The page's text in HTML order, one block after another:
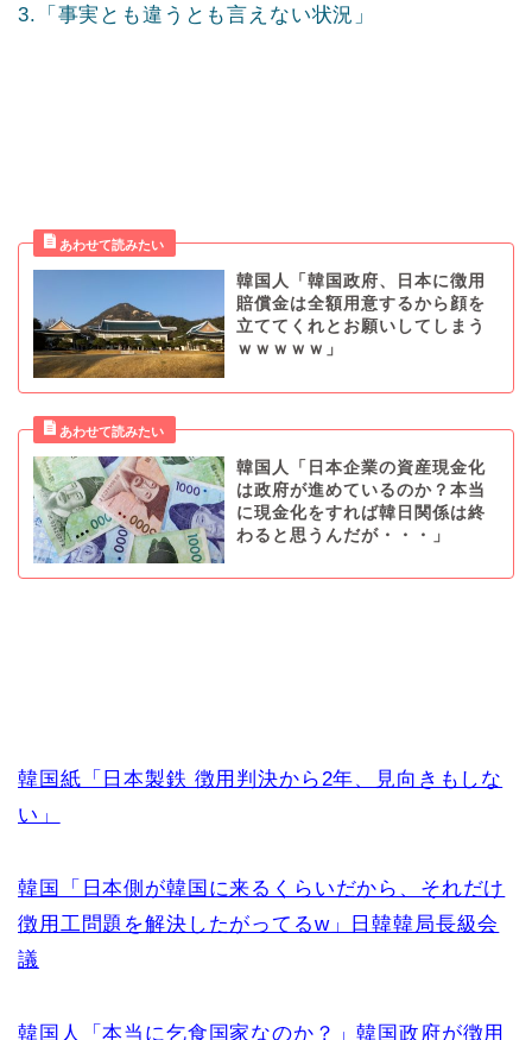
3.「事実とも違うとも言えない状況」
韓国人「韓国政府、日本に徴用
賠償金は全額用意するから顔を
立ててくれとお願いしてしまう
ｗｗｗｗｗ」
韓国人「日本企業の資産現金化
は政府が進めているのか？本当
に現金化をすれば韓日関係は終
わると思うんだが・・・」
韓国紙「日本製鉄 徴用判決から2年、見向きもしな
い」
韓国「日本側が韓国に来るくらいだから、それだけ
徴用工問題を解決したがってるw」日韓韓局長級会
議
韓国人「本当に乞食国家なのか？」韓国政府が徴用